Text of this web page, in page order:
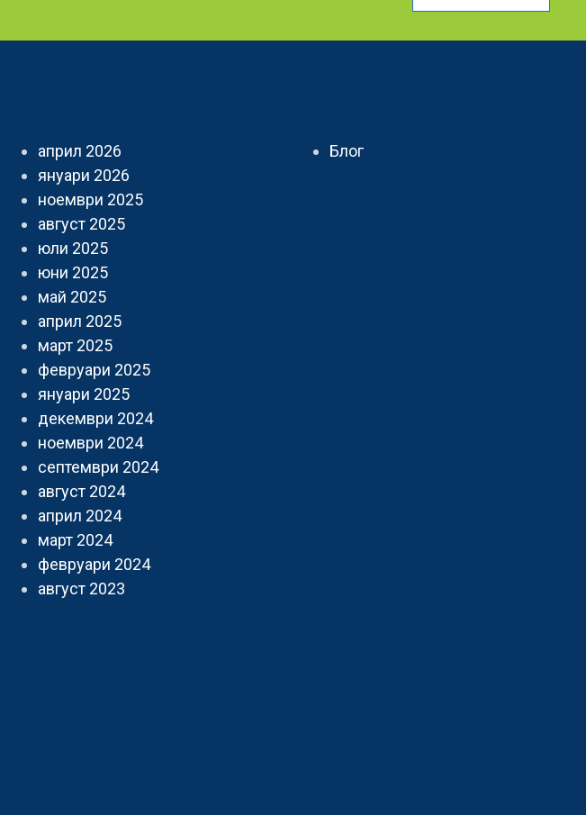
април 2026
януари 2026
ноември 2025
август 2025
юли 2025
юни 2025
май 2025
април 2025
март 2025
февруари 2025
януари 2025
декември 2024
ноември 2024
септември 2024
август 2024
април 2024
март 2024
февруари 2024
август 2023
Блог